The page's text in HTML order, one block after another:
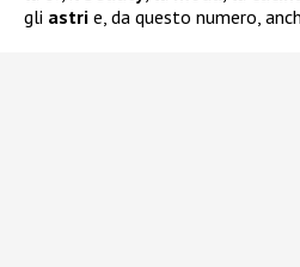
gli astri e, da questo numero,